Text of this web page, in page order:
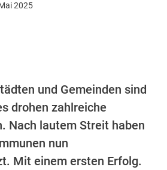
2025
und Gemeinden sind
drohen zahlreiche
Nach lautem Streit haben
nun
Mit einem ersten Erfolg.